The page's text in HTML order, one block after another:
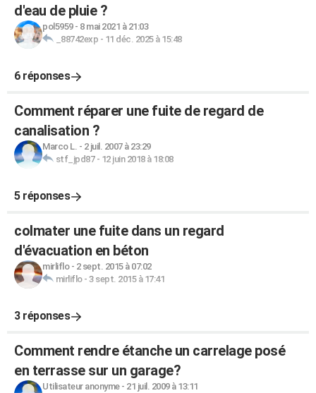
d'eau de pluie ?
pol5959- 8 mai 2021 à 21:03
_88742exp - 11 déc. 2025 à 15:48
6 réponses
Comment réparer une fuite de regard de
canalisation ?
Marco L. - 2 juil. 2007 à 23:29
stf_jpd87- 12 juin 2018 à 18:08
5 réponses
colmater une fuite dans un regard
d'évacuation en béton
mirliflo- 2 sept. 2015 à 07:02
mirliflo- 3 sept. 2015 à 17:41
3 réponses
Comment rendre étanche un carrelage posé
en terrasse sur un garage?
Utilisateur anonyme- 21 juil. 2009 à 13:11